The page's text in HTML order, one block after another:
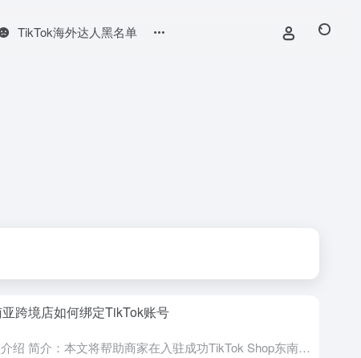
TikTok海外达人黑名单
跨境店如何绑定TikTok账号
视频介绍 简介：本文将帮助商家在入驻成功TikTok Shop东南亚跨境店铺后，成功绑定TikTok账号，为店铺商品带来更多的曝光，从而提升店铺转化率。 适用地区：所有东南亚跨境市场（新加坡、菲律宾...